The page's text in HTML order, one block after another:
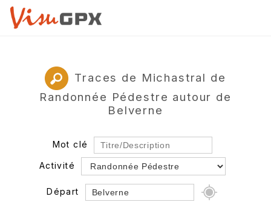
Traces de Michastral de
Randonnée Pédestre autour de
Belverne
Mot clé
Activité
Départ